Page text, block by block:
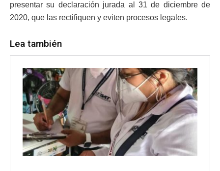
presentar su declaración jurada al 31 de diciembre de
2020, que las rectifiquen y eviten procesos legales.
Lea también